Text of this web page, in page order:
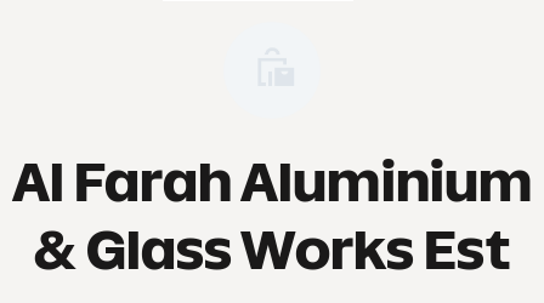
Al Farah Aluminium
& Glass Works Est